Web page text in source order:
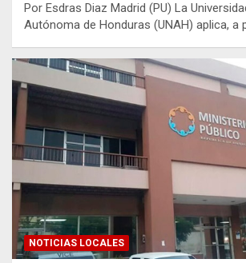
Por Esdras Diaz Madrid (PU) La
Autónoma de Honduras (UNAH) aplica, a
NOTICIAS LOCALES